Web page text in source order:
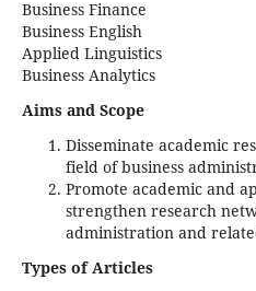
Business Finance
Business English
Applied Linguistics
Business Analytics
Aims and Scope
Disseminate academic
field of business
Promote academic and
strengthen research
administration and
Types of Articles